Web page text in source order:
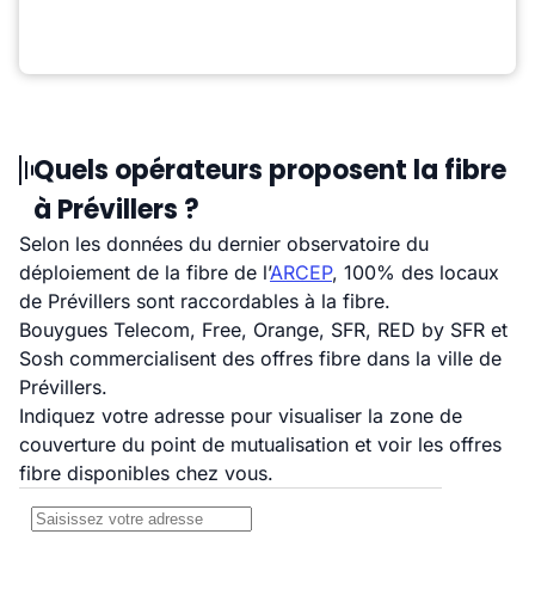
Quels opérateurs proposent la fibre
à Prévillers ?
Selon les données du dernier observatoire du
déploiement de la fibre de l’ARCEP, 100% des locaux
de Prévillers sont raccordables à la fibre.
Bouygues Telecom, Free, Orange, SFR, RED by SFR et
Sosh commercialisent des offres fibre dans la ville de
Prévillers.
Indiquez votre adresse pour visualiser la zone de
couverture du point de mutualisation et voir les offres
fibre disponibles chez vous.